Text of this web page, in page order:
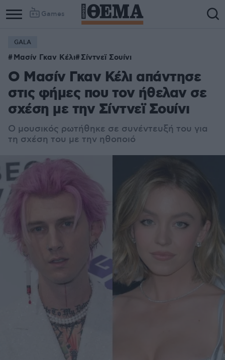
Games
GALA
Μασίν Γκαν Κέλι Σίντνεϊ Σουίνι
Ο Μασίν Γκαν Κέλι απάντησε
στις φήμες που τον ήθελαν σε
σχέση με την Σίντνεϊ Σουίνι
Ο μουσικός ρωτήθηκε σε συνέντευξή του για
τη σχέση του με την ηθοποιό